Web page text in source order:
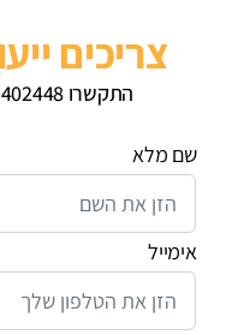
צריכים
התקשרו 03-5402448 מלאו את הטופס ושילחו
שם מלא
אימייל